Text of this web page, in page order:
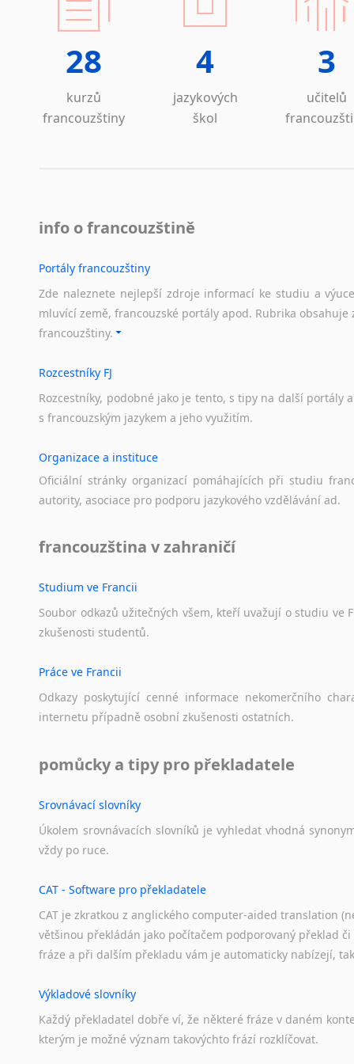
28
kurzů
francouzštiny
4
jazykových
škol
3
učitelů
info o francouzštině
Portály francouzštiny
Zde naleznete nejlepší zdroje informací ke studiu a
mluvící země, francouzské portály apod. Rubrika
francouzštiny.
Rozcestníky FJ
Rozcestníky, podobné jako je tento, s tipy na další portály a
s francouzským jazykem a jeho využitím.
Organizace a instituce
Oficiální stránky organizací pomáhajících při studiu
autority, asociace pro podporu jazykového vzdělávání ad.
francouzština v zahraničí
Studium ve Francii
Soubor odkazů užitečných všem, kteří uvažují o studiu ve
zkušenosti studentů.
Práce ve Francii
Odkazy poskytující cenné informace nekomerčního
internetu případně osobní zkušenosti ostatních.
pomůcky a tipy pro překladatele
Srovnávací slovníky
Úkolem srovnávacích slovníků je vyhledat vhodná
vždy po ruce.
CAT - Software pro překladatele
CAT je zkratkou z anglického computer-aided translation
většinou překládán jako počítačem podporovaný překlad
fráze a při dalším překladu vám je automaticky nabízejí,
Výkladové slovníky
Každý překladatel dobře ví, že některé fráze v daném
kterým je možné význam takovýchto frází rozklíčovat.